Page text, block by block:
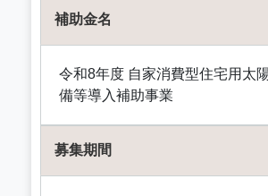
補助金名
令和8年度 自家消費型住宅用太
備等導入補助事業
募集期間